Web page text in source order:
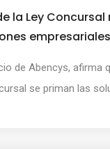
la Ley
empresariales
de Abencys, afirma
se priman las